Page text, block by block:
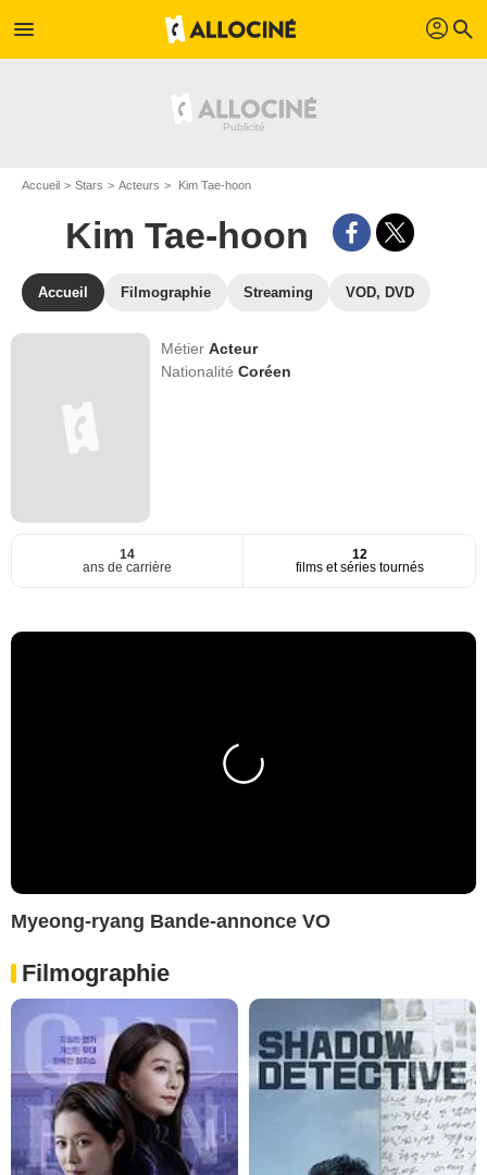
menu profil search
Accueil Stars Acteurs Kim Tae-hoon
Kim Tae-hoon
Accueil Filmographie Streaming VOD, DVD
MétierActeur
NationalitéCoréen
14
ans de carrière
12
films et séries tournés
Myeong-ryang Bande-annonce VO
Filmographie